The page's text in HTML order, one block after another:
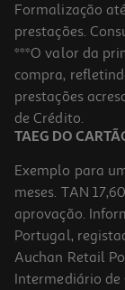
Porco Nacional
3.50 €/un
6,99 €/Kg
Formalização
prestações.
***O valor da
compra,
prestações
de Crédito.
TAEG DO
Exemplo para
meses. TAN
aprovação.
Portugal,
Auchan Retail
Intermediário